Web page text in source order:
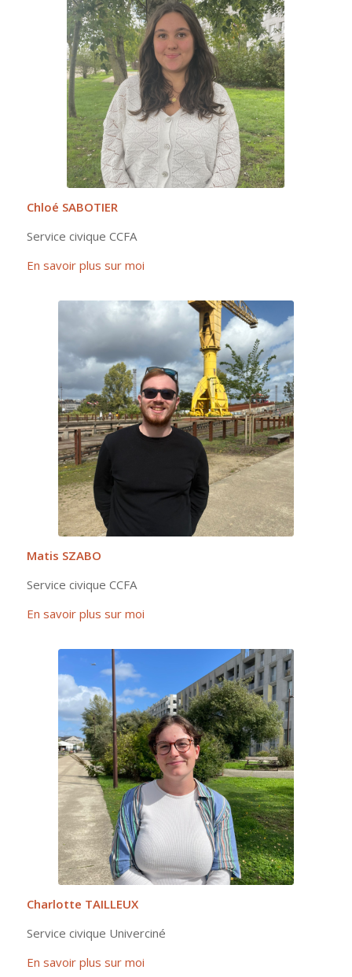
Chloé SABOTIER
Service civique CCFA
En savoir plus sur moi
Matis SZABO
Service civique CCFA
En savoir plus sur moi
Charlotte TAILLEUX
Service civique Univerciné
En savoir plus sur moi